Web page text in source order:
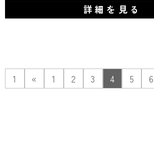
詳細を見る
1 « 1 2 3 4 5 6